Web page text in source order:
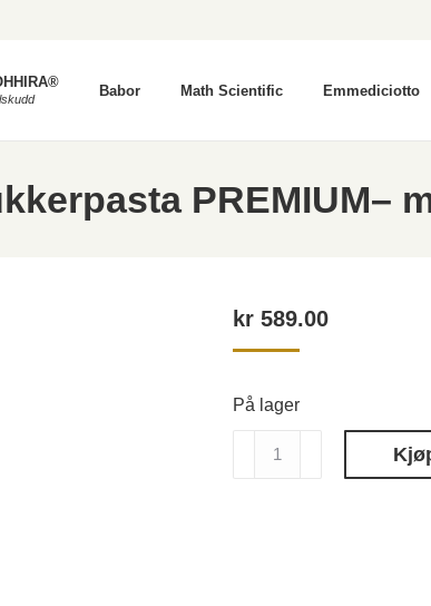
Babor Math Scientific Emmediciotto
PREMIUM–
kr 589.00
På lager